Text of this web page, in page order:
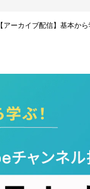
【アーカイブ配信】基本か